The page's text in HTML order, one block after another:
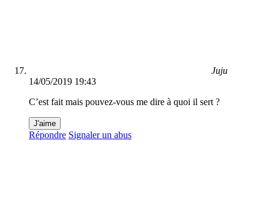
Juju
14/05/2019 19:43
C’est fait mais pouvez-vous me dire à quoi il sert ?
J'aime
Répondre Signaler un abus